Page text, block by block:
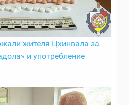
жителя Цхинвала за
и употребление